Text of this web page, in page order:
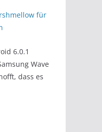
für
6.0.1
Wave
dass es